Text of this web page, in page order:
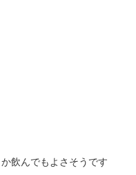
飲んでもよさそうです